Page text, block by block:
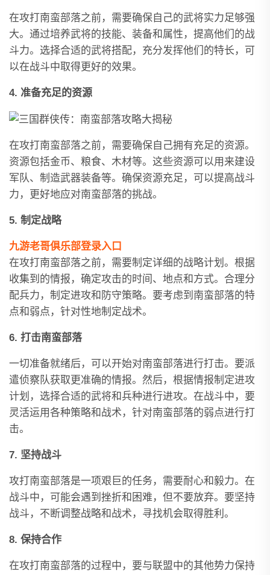
在攻打南蛮部落之前，需要确保自己的武将实力足够强
大。通过培养武将的技能、装备和属性，提高他们的战
斗力。选择合适的武将搭配，充分发挥他们的特长，可
以在战斗中取得更好的效果。
4. 准备充足的资源
在攻打南蛮部落之前，需要确保自己拥有充足的资源。
资源包括金币、粮食、木材等。这些资源可以用来建设
军队、制造武器装备等。确保资源充足，可以提高战斗
力，更好地应对南蛮部落的挑战。
5. 制定战略
九游老哥俱乐部登录入口
在攻打南蛮部落之前，需要制定详细的战略计划。根据
收集到的情报，确定攻击的时间、地点和方式。合理分
配兵力，制定进攻和防守策略。要考虑到南蛮部落的特
点和弱点，针对性地制定战术。
6. 打击南蛮部落
一切准备就绪后，可以开始对南蛮部落进行打击。要派
遣侦察队获取更准确的情报。然后，根据情报制定进攻
计划，选择合适的武将和兵种进行进攻。在战斗中，要
灵活运用各种策略和战术，针对南蛮部落的弱点进行打
击。
7. 坚持战斗
攻打南蛮部落是一项艰巨的任务，需要耐心和毅力。在
战斗中，可能会遇到挫折和困难，但不要放弃。要坚持
战斗，不断调整战略和战术，寻找机会取得胜利。
8. 保持合作
在攻打南蛮部落的过程中，要与联盟中的其他势力保持